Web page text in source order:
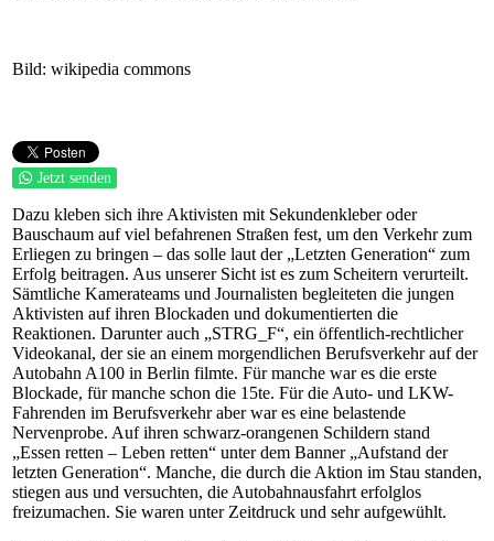
Bild: wikipedia commons
Jetzt senden
Dazu kleben sich ihre Aktivisten mit Sekundenkleber oder
Bauschaum auf viel befahrenen Straßen fest, um den Verkehr zum
Erliegen zu bringen – das solle laut der „Letzten Generation“ zum
Erfolg beitragen. Aus unserer Sicht ist es zum Scheitern verurteilt.
Sämtliche Kamerateams und Journalisten begleiteten die jungen
Aktivisten auf ihren Blockaden und dokumentierten die
Reaktionen. Darunter auch „STRG_F“, ein öffentlich-rechtlicher
Videokanal, der sie an einem morgendlichen Berufsverkehr auf der
Autobahn A100 in Berlin filmte. Für manche war es die erste
Blockade, für manche schon die 15te. Für die Auto- und LKW-
Fahrenden im Berufsverkehr aber war es eine belastende
Nervenprobe. Auf ihren schwarz-orangenen Schildern stand
„Essen retten – Leben retten“ unter dem Banner „Aufstand der
letzten Generation“. Manche, die durch die Aktion im Stau standen,
stiegen aus und versuchten, die Autobahnausfahrt erfolglos
freizumachen. Sie waren unter Zeitdruck und sehr aufgewühlt.